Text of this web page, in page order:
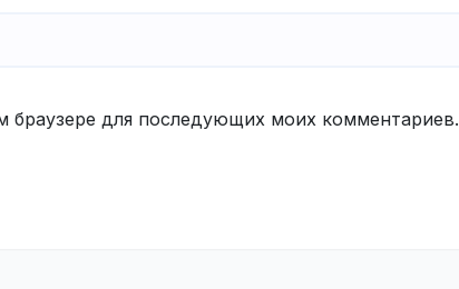
браузере для последующих моих комментариев.